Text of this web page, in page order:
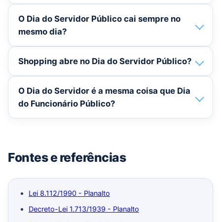
O Dia do Servidor Público cai sempre no
mesmo dia?
Shopping abre no Dia do Servidor Público?
O Dia do Servidor é a mesma coisa que Dia
do Funcionário Público?
Fontes e referências
Lei 8.112/1990 - Planalto
Decreto-Lei 1.713/1939 - Planalto